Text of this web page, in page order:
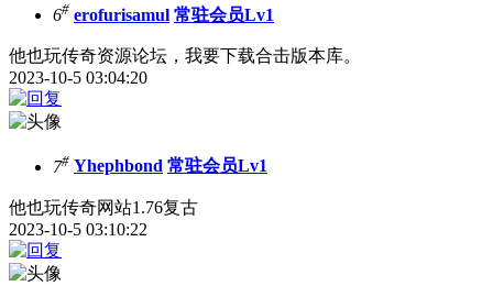
6# erofurisamul 常驻会员Lv1
他也玩传奇资源论坛，我要下载合击版本库。
2023-10-5 03:04:20
7# Yhephbond 常驻会员Lv1
他也玩传奇网站1.76复古
2023-10-5 03:10:22